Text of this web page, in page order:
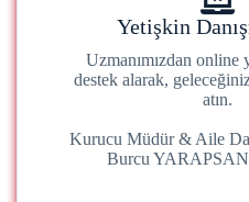
Yetişkin
Uzmanımızdan online
destek alarak,
atın.
Kurucu Müdür & Aile
Burcu